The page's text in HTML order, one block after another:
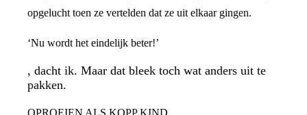
opgelucht toen ze vertelden dat ze uit elkaar gingen.
‘Nu wordt het eindelijk beter!’
, dacht ik. Maar dat bleek toch wat anders uit te
pakken.
OPROEIEN ALS KOPP KIND